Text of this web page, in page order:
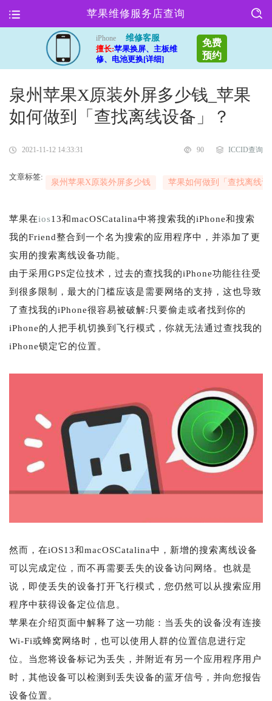
苹果维修服务店查询
iPhone
维修客服
擅长:苹果换屏、主板维
修、电池更换[详细]
免费
预约
泉州苹果X原装外屏多少钱_苹果
如何做到「查找离线设备」？
2021-11-12 14:33:31 90 ICCID查询
文章标签:
泉州苹果X原装外屏多少钱 苹果如何做到「查找离线设
苹果在ios13和macOSCatalina中将搜索我的iPhone和搜索
我的Friend整合到一个名为搜索的应用程序中，并添加了更
实用的搜索离线设备功能。
由于采用GPS定位技术，过去的查找我的iPhone功能往往受
到很多限制，最大的门槛应该是需要网络的支持，这也导致
了查找我的iPhone很容易被破解:只要偷走或者找到你的
iPhone的人把手机切换到飞行模式，你就无法通过查找我的
iPhone锁定它的位置。
然而，在iOS13和macOSCatalina中，新增的搜索离线设备
可以完成定位，而不再需要丢失的设备访问网络。也就是
说，即使丢失的设备打开飞行模式，您仍然可以从搜索应用
程序中获得设备定位信息。
苹果在介绍页面中解释了这一功能：当丢失的设备没有连接
Wi-Fi或蜂窝网络时，也可以使用人群的位置信息进行定
位。当您将设备标记为丢失，并附近有另一个应用程序用户
时，其他设备可以检测到丢失设备的蓝牙信号，并向您报告
设备位置。